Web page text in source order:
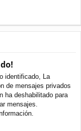
identificado, La
de mensajes privados
ha deshabilitado para
mensajes.